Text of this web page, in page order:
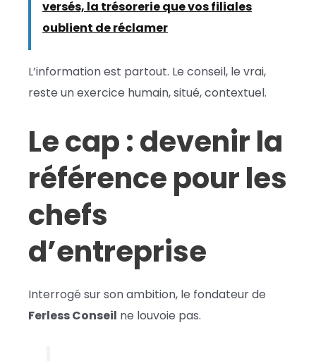
versés, la trésorerie que vos filiales
oublient de réclamer
L’information est partout. Le conseil, le vrai,
reste un exercice humain, situé, contextuel.
Le cap : devenir la
référence pour les
chefs
d’entreprise
Interrogé sur son ambition, le fondateur de
Ferless Conseil ne louvoie pas.